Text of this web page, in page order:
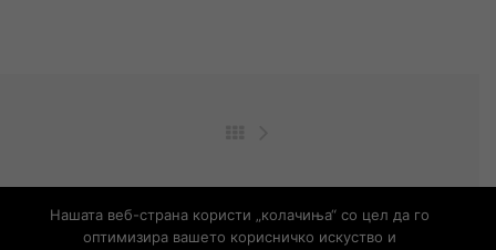
© Copyright 2019 – Developed byUNET
Нашата веб-страна користи „колачиња“ со цел да го
оптимизира вашето корисничко искуство и